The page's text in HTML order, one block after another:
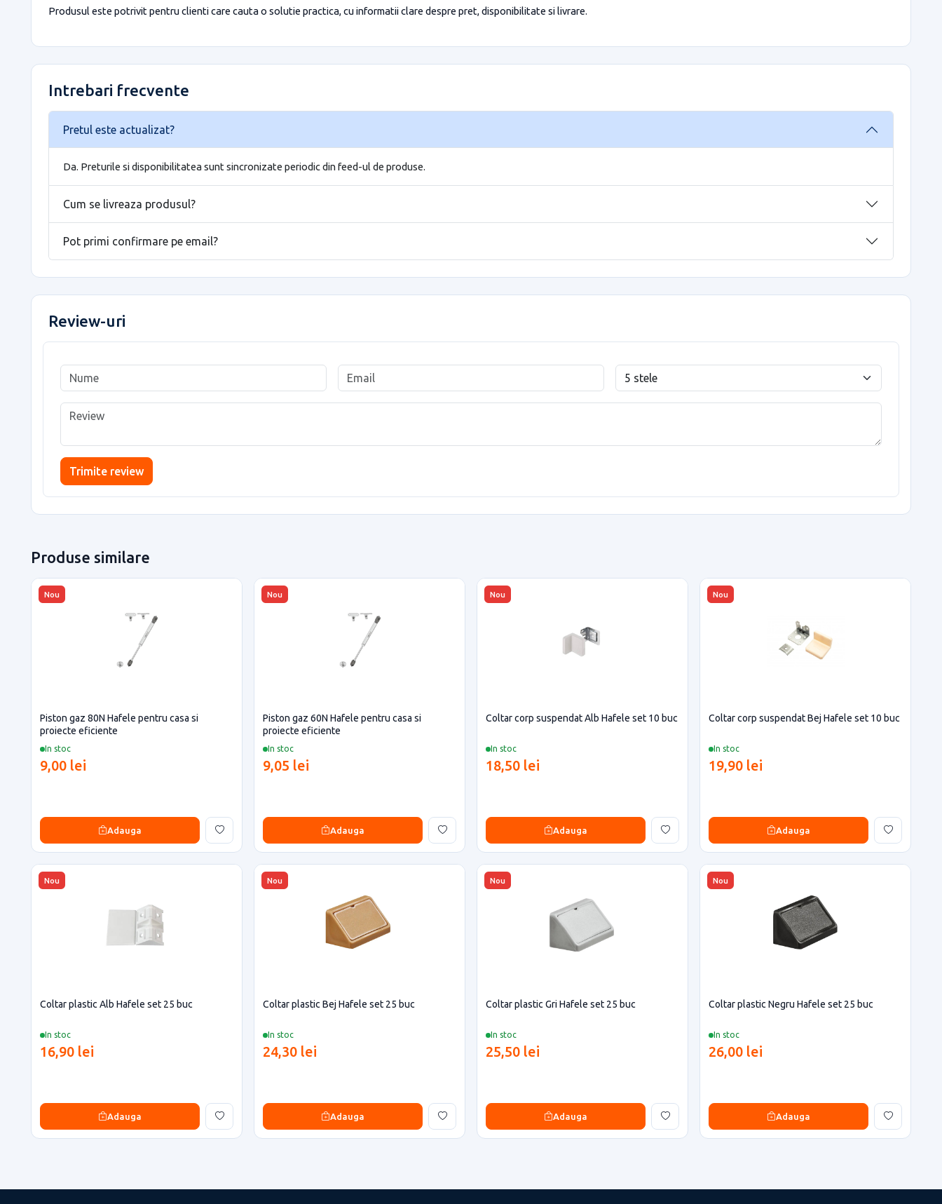
Produsul este potrivit pentru clienti care cauta o solutie practica, cu informatii clare despre pret, disponibilitate si livrare.
Intrebari frecvente
Pretul este actualizat?
Da. Preturile si disponibilitatea sunt sincronizate periodic din feed-ul de produse.
Cum se livreaza produsul?
Pot primi confirmare pe email?
Review-uri
Trimite review
Produse similare
Nou
In stoc
Piston gaz 80N Hafele pentru casa si
proiecte eficiente
9,00 lei
Adauga
Nou
In stoc
Piston gaz 60N Hafele pentru casa si
proiecte eficiente
9,05 lei
Adauga
Nou
In stoc
Coltar corp suspendat Alb Hafele set 10 buc
18,50 lei
Adauga
Nou
In stoc
Coltar corp suspendat Bej Hafele set 10 buc
19,90 lei
Adauga
Nou
In stoc
Coltar plastic Alb Hafele set 25 buc
16,90 lei
Adauga
Nou
In stoc
Coltar plastic Bej Hafele set 25 buc
24,30 lei
Adauga
Nou
In stoc
Coltar plastic Gri Hafele set 25 buc
25,50 lei
Adauga
Nou
In stoc
Coltar plastic Negru Hafele set 25 buc
26,00 lei
Adauga